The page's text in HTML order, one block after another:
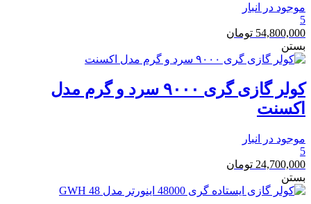
موجود در انبار
5
54,800,000 تومان
بستن
کولر گازی گری ۹۰۰۰ سرد و گرم مدل
اکسنت
موجود در انبار
5
24,700,000 تومان
بستن